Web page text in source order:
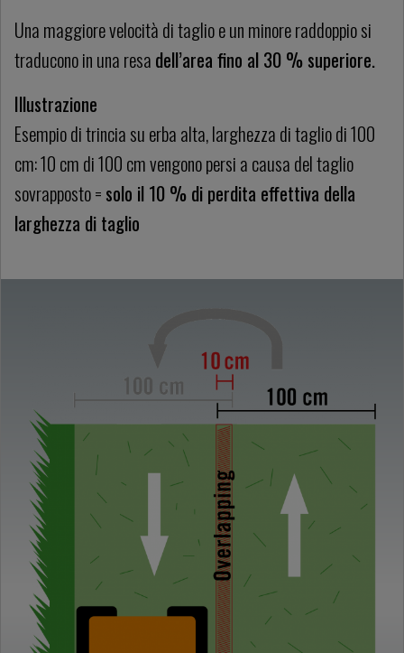
Una maggiore velocità di taglio e un minore raddoppio si
traducono in una resadell’area fino al 30 % superiore.
Illustrazione
Esempio di trincia su erba alta, larghezza di taglio di 100
cm: 10 cm di 100 cm vengono persi a causa del taglio
sovrapposto =solo il 10 % di perdita effettiva della
larghezza di taglio